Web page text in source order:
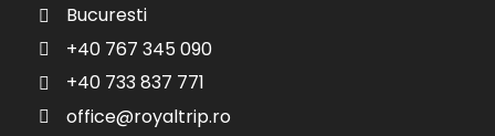
Bucuresti
+40 767 345 090
+40 733 837 771
office@royaltrip.ro